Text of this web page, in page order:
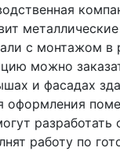
с монтажом в
можно
и фасадах
оформления
разработать
работу по